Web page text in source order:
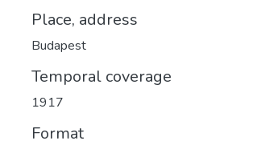
Place, address
Budapest
Temporal coverage
1917
Format